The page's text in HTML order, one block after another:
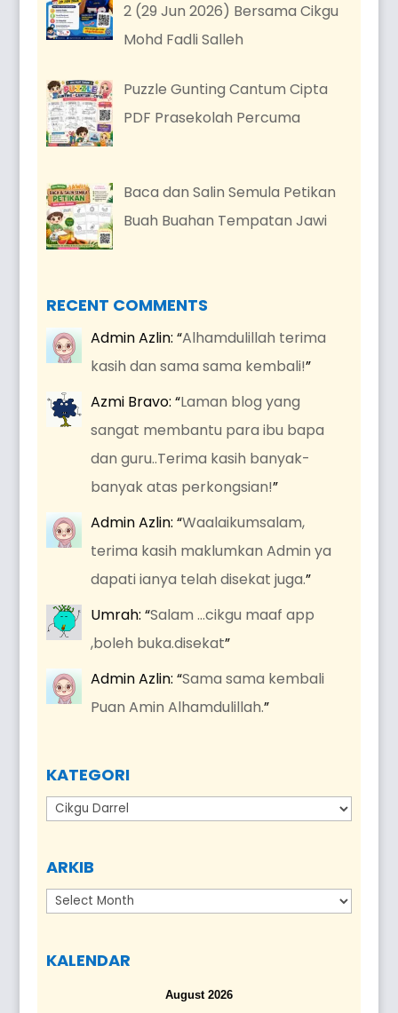
2 (29 Jun 2026) Bersama Cikgu
Mohd Fadli Salleh
Puzzle Gunting Cantum Cipta
PDF Prasekolah Percuma
Baca dan Salin Semula Petikan
Buah Buahan Tempatan Jawi
RECENT COMMENTS
Admin Azlin: “Alhamdulillah terima
kasih dan sama sama kembali!”
Azmi Bravo: “Laman blog yang
sangat membantu para ibu bapa
dan guru..Terima kasih banyak-
banyak atas perkongsian!”
Admin Azlin: “Waalaikumsalam,
terima kasih maklumkan Admin ya
dapati ianya telah disekat juga.”
Umrah: “Salam …cikgu maaf app
,boleh buka.disekat”
Admin Azlin: “Sama sama kembali
Puan Amin Alhamdulillah.”
KATEGORI
Kategori
ARKIB
Arkib
KALENDAR
August 2026